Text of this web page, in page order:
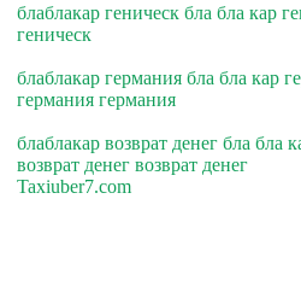
блаблакар геническ бла бла кар
геническ
блаблакар германия бла бла кар
германия германия
блаблакар возврат денег бла бла
возврат денег возврат денег
Taxiuber7.com